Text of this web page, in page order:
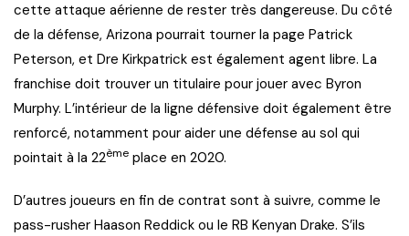
cette attaque aérienne de rester très dangereuse. Du côté
de la défense, Arizona pourrait tourner la page Patrick
Peterson, et Dre Kirkpatrick est également agent libre. La
franchise doit trouver un titulaire pour jouer avec Byron
Murphy. L’intérieur de la ligne défensive doit également être
renforcé, notamment pour aider une défense au sol qui
pointait à la 22ème place en 2020.
D’autres joueurs en fin de contrat sont à suivre, comme le
pass-rusher Haason Reddick ou le RB Kenyan Drake. S’ils